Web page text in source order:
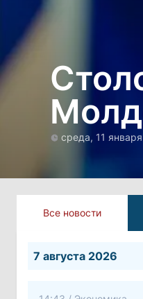
среда, 11
Все новости
7 августа 2026